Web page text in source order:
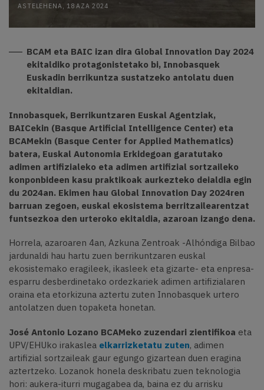
ASTELEHENA, 18 AZA 2024
BCAM eta BAIC izan dira Global Innovation Day 2024
ekitaldiko protagonistetako bi, Innobasquek
Euskadin berrikuntza sustatzeko antolatu duen
ekitaldian.
Innobasquek, Berrikuntzaren Euskal Agentziak,
BAICekin (Basque Artificial Intelligence Center) eta
BCAMekin (Basque Center for Applied Mathematics)
batera, Euskal Autonomia Erkidegoan garatutako
adimen artifizialeko eta adimen artifizial sortzaileko
konponbideen kasu praktikoak aurkezteko deialdia egin
du 2024an. Ekimen hau Global Innovation Day 2024ren
barruan zegoen, euskal ekosistema berritzailearentzat
funtsezkoa den urteroko ekitaldia, azaroan izango dena.
Horrela, azaroaren 4an, Azkuna Zentroak -Alhóndiga Bilbao
jardunaldi hau hartu zuen berrikuntzaren euskal
ekosistemako eragileek, ikasleek eta gizarte- eta enpresa-
esparru desberdinetako ordezkariek adimen artifizialaren
oraina eta etorkizuna aztertu zuten Innobasquek urtero
antolatzen duen topaketa honetan.
José Antonio Lozano BCAMeko zuzendari zientifikoa eta
UPV/EHUko irakaslea elkarrizketatu zuten, adimen
artifizial sortzaileak gaur egungo gizartean duen eragina
aztertzeko. Lozanok honela deskribatu zuen teknologia
hori: aukera-iturri mugagabea da, baina ez du arrisku